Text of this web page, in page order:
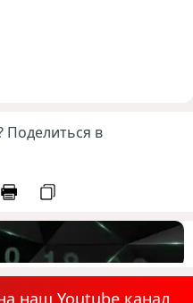
Поделиться в
наш Youtube канал